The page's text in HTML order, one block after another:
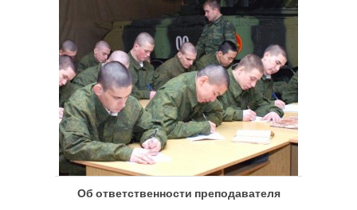
Об ответственности преподавателя